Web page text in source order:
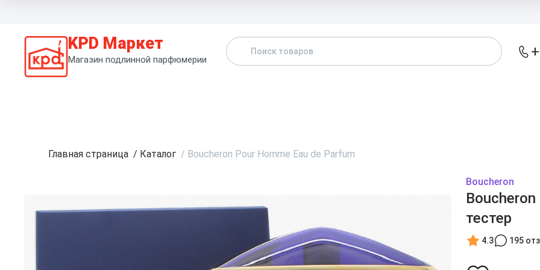
KPD Маркет
Магазин подлинной парфюмерии
Главная страница / Каталог / Boucheron Pour Homme Eau de Parfum
Boucheron
тестер
4.3 195